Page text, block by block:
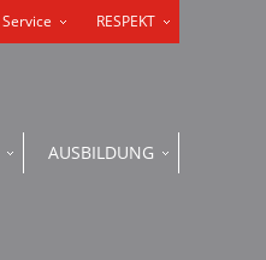
Service RESPEKT
AUSBILDUNG